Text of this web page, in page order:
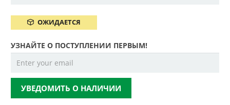
ОЖИДАЕТСЯ
УЗНАЙТЕ О ПОСТУПЛЕНИИ ПЕРВЫМ!
УВЕДОМИТЬ О НАЛИЧИИ